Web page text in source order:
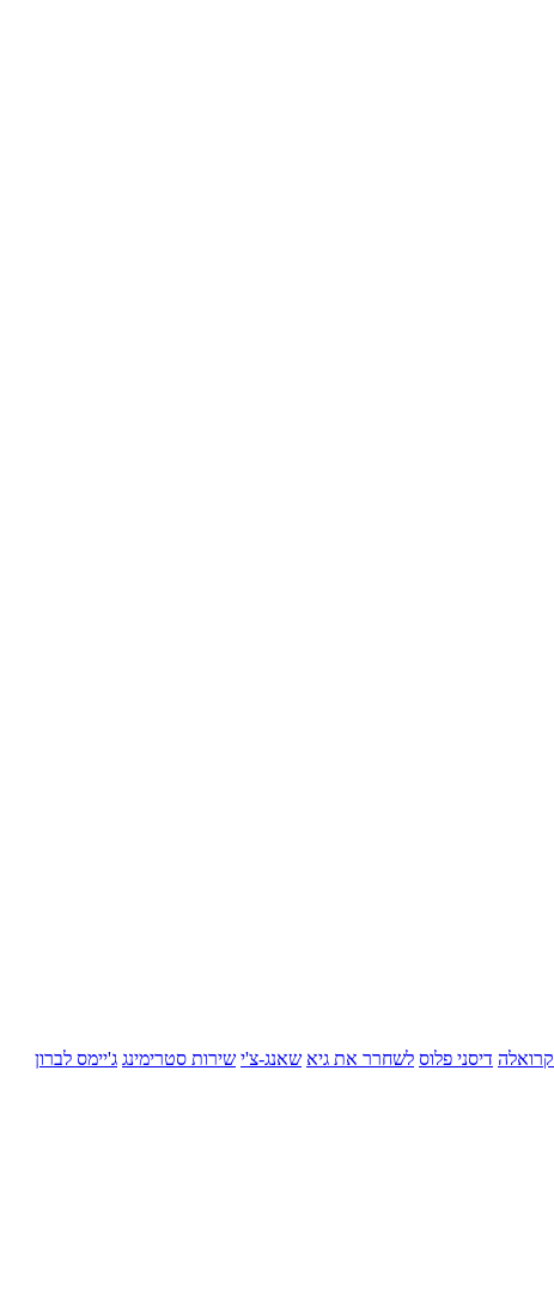
קרואלה דיסני פלוס לשחרר את גיא שאנג-צ'י שירות סטרימינג ג'יימס לברון